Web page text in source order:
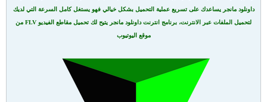
داونلود مانجر يساعدك على تسريع عملية التحميل بشكل خيالي فهو يستغل كامل السرعة التي لديك
لتحميل الملفات عبر الانترنت، برنامج انترنت داونلود مانجر يتيح لك تحميل مقاطع الفيديو FLV من
موقع اليوتيوب